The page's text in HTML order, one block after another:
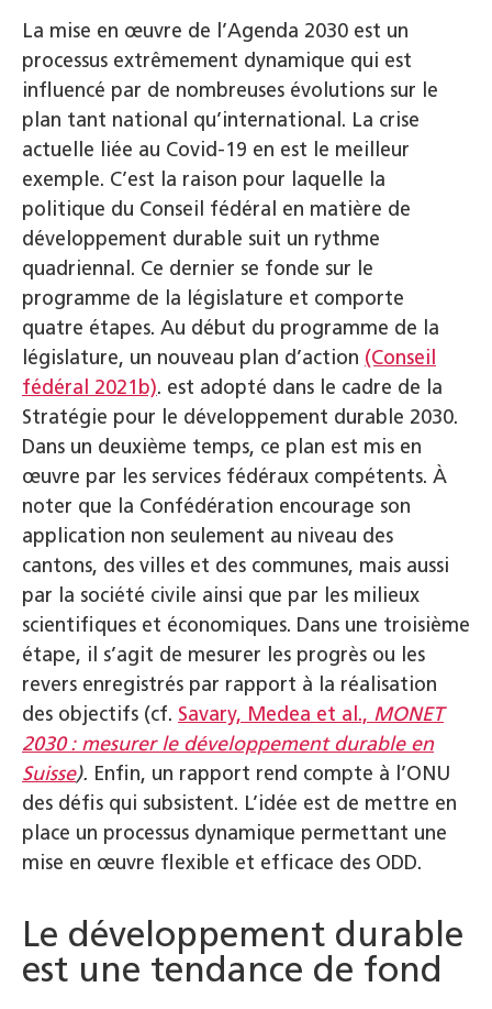
La mise en œuvre de l’Agenda 2030 est un
processus extrêmement dynamique qui est
influencé par de nombreuses évolutions sur le
plan tant national qu’international. La crise
actuelle liée au Covid-19 en est le meilleur
exemple. C’est la raison pour laquelle la
politique du Conseil fédéral en matière de
développement durable suit un rythme
quadriennal. Ce dernier se fonde sur le
programme de la législature et comporte
quatre étapes. Au début du programme de la
législature, un nouveau plan d’action (Conseil
fédéral 2021b). est adopté dans le cadre de la
Stratégie pour le développement durable 2030.
Dans un deuxième temps, ce plan est mis en
œuvre par les services fédéraux compétents. À
noter que la Confédération encourage son
application non seulement au niveau des
cantons, des villes et des communes, mais aussi
par la société civile ainsi que par les milieux
scientifiques et économiques. Dans une troisième
étape, il s’agit de mesurer les progrès ou les
revers enregistrés par rapport à la réalisation
des objectifs (cf. Savary, Medea et al., MONET
2030 : mesurer le développement durable en
Suisse). Enfin, un rapport rend compte à l’ONU
des défis qui subsistent. L’idée est de mettre en
place un processus dynamique permettant une
mise en œuvre flexible et efficace des ODD.
Le développement durable
est une tendance de fond